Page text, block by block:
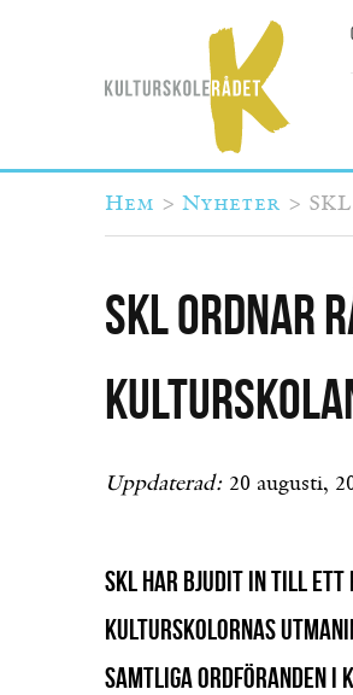
Du är här
Hem > Nyheter >
SKL ordnar
Uppdaterad: 20 augusti,
SKL har bjudit in till
kulturskolornas
samtliga ordföranden i